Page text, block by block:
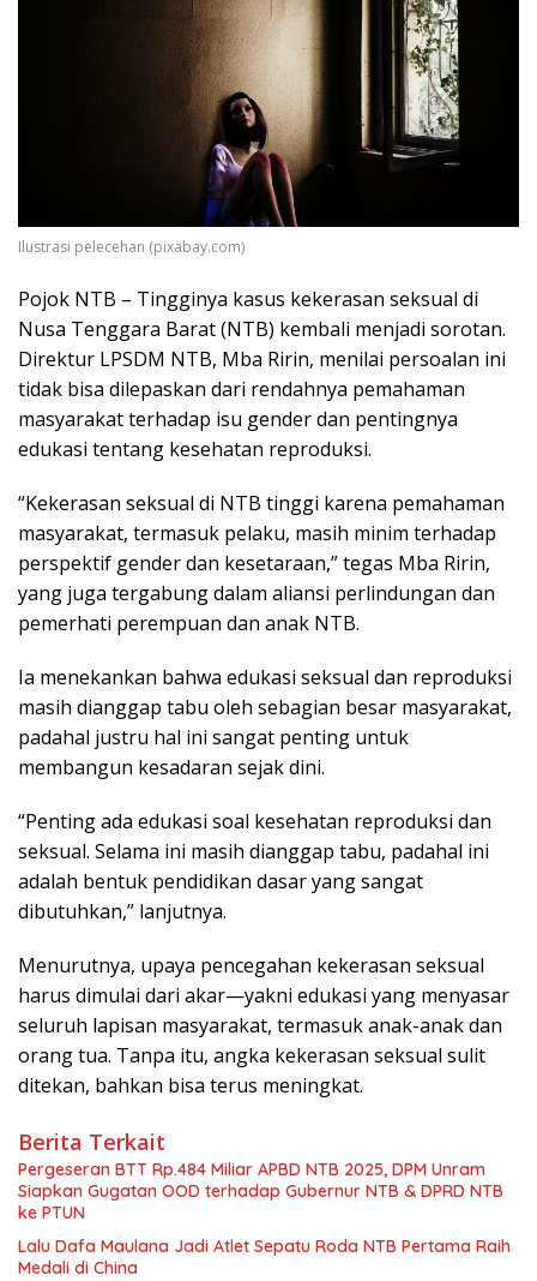
Ilustrasi pelecehan (pixabay.com)
Pojok NTB – Tingginya kasus kekerasan seksual di
Nusa Tenggara Barat (NTB) kembali menjadi sorotan.
Direktur LPSDM NTB, Mba Ririn, menilai persoalan ini
tidak bisa dilepaskan dari rendahnya pemahaman
masyarakat terhadap isu gender dan pentingnya
edukasi tentang kesehatan reproduksi.
“Kekerasan seksual di NTB tinggi karena pemahaman
masyarakat, termasuk pelaku, masih minim terhadap
perspektif gender dan kesetaraan,” tegas Mba Ririn,
yang juga tergabung dalam aliansi perlindungan dan
pemerhati perempuan dan anak NTB.
Ia menekankan bahwa edukasi seksual dan reproduksi
masih dianggap tabu oleh sebagian besar masyarakat,
padahal justru hal ini sangat penting untuk
membangun kesadaran sejak dini.
“Penting ada edukasi soal kesehatan reproduksi dan
seksual. Selama ini masih dianggap tabu, padahal ini
adalah bentuk pendidikan dasar yang sangat
dibutuhkan,” lanjutnya.
Menurutnya, upaya pencegahan kekerasan seksual
harus dimulai dari akar—yakni edukasi yang menyasar
seluruh lapisan masyarakat, termasuk anak-anak dan
orang tua. Tanpa itu, angka kekerasan seksual sulit
ditekan, bahkan bisa terus meningkat.
Berita Terkait
Pergeseran BTT Rp.484 Miliar APBD NTB 2025, DPM Unram
Siapkan Gugatan OOD terhadap Gubernur NTB & DPRD NTB
ke PTUN
Lalu Dafa Maulana Jadi Atlet Sepatu Roda NTB Pertama Raih
Medali di China